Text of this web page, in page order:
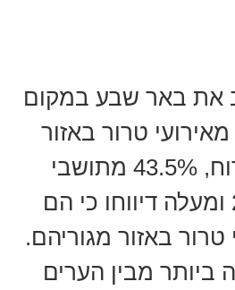
את באר שבע במקום
טרור באזור
המגורים. לפי הדוח, 43.5% מתושבי
באר שבע בני 20 ומעלה דיווחו כי הם
באזור מגוריהם.
ביותר מבין הערים